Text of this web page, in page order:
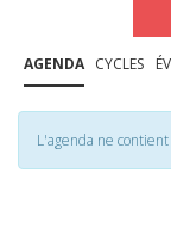
AGENDA CYCLES
L'agenda ne